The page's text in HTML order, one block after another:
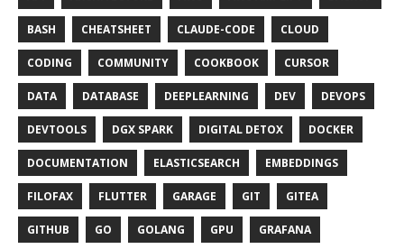
BASH CHEATSHEET CLAUDE-CODE CLOUD
CODING COMMUNITY COOKBOOK CURSOR
DATA DATABASE DEEPLEARNING DEV DEVOPS
DEVTOOLS DGX SPARK DIGITAL DETOX DOCKER
DOCUMENTATION ELASTICSEARCH EMBEDDINGS
FILOFAX FLUTTER GARAGE GIT GITEA
GITHUB GO GOLANG GPU GRAFANA